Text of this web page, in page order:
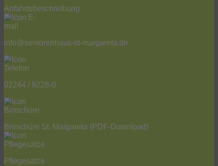
Anfahrtsbeschreibung
info@seniorenhaus-st-margareta.de
02244 / 9228-0
Broschüre St. Margareta (PDF-Download)
Pflegesätze